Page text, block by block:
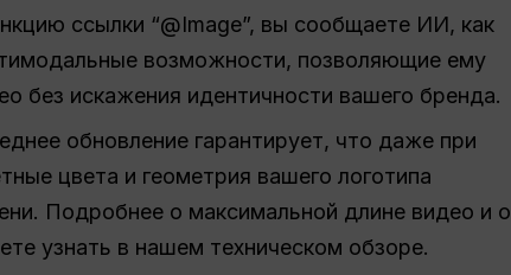
ссылки “@Image”, вы сообщаете ИИ, как
возможности, позволяющие ему
без искажения идентичности вашего бренда.
обновление гарантирует, что даже при
цвета и геометрия вашего логотипа
Подробнее о максимальной длине видео и о
узнать в нашем техническом обзоре.